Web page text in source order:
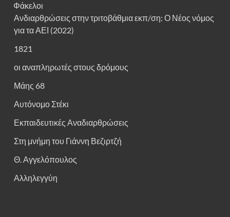
Φάκελοι
Ανδιαρθρώσεις στην τριτοβάθμια εκπ/ση: Ο Νέος νόμος
για τα ΑΕΙ (2022)
1821
οι αναπληρωτές στους δρόμους
Μάης 68
Αυτόνομο Στέκι
Εκπαιδευτικές Αναδιαρθρώσεις
Στη μνήμη του Γιάννη Βεζιρτζή
Θ. Αγγελόπουλος
Αλληλεγγύη